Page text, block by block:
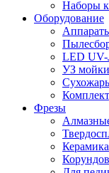
Наборы
Оборудование
LED UV-
УЗ мойки
Фрезы
Керамика